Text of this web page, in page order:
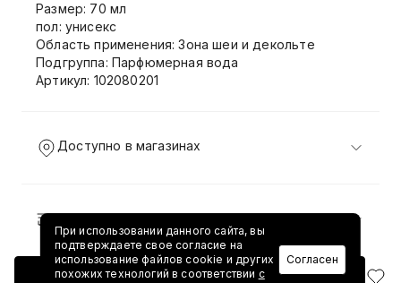
Добавить в корзину
Размер: 70 мл
пол: унисекс
Область применения: Зона шеи и декольте
Подгруппа: Парфюмерная вода
Артикул: 102080201
Доступно в магазинах
Доставка и возврат
При использовании данного сайта, вы
подтверждаете свое согласие на
использование файлов cookie и других
похожих технологий в соответствии с
Согласен